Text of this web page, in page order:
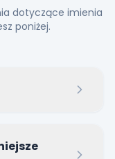
dotyczące imienia
poniżej.
co